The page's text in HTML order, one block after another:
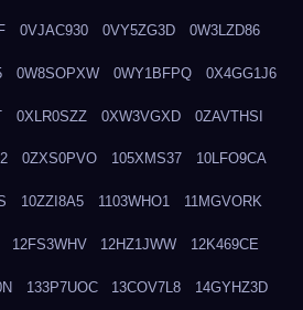
0VJAC930 0VY5ZG3D 0W3LZD86
0W8SOPXW 0WY1BFPQ 0X4GG1J6
0XLR0SZZ 0XW3VGXD 0ZAVTHSI
0ZXS0PVO 105XMS37 10LFO9CA
10ZZI8A5 1103WHO1 11MGVORK
12FS3WHV 12HZ1JWW 12K469CE
133P7UOC 13COV7L8 14GYHZ3D